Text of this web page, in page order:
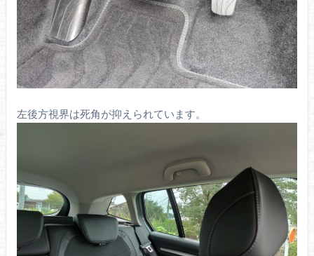
左後方視界は死角が抑えられています。